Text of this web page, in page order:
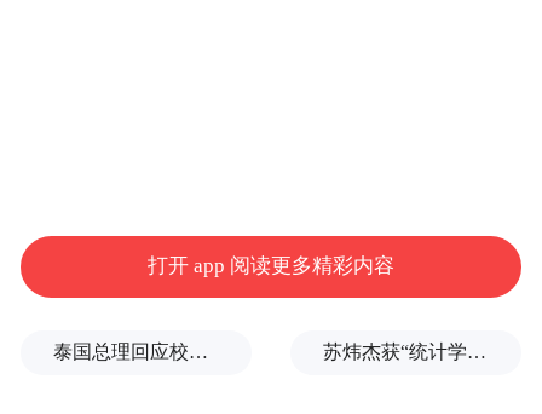
梦见自己翱翔于中国的丛山叠岭，今天一家
人团聚在中国，可谓是“美梦成真”。
打开 app 阅读更多精彩内容
泰国总理回应校园枪击事件：这是很不幸的事情 苏炜杰获“统计学界的诺贝尔奖”，又是北大数院07级